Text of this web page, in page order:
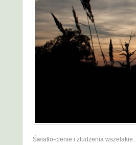
Światło-cienie i złudzenia wszelakie…